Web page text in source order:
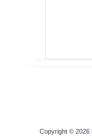
Copyright © 2026